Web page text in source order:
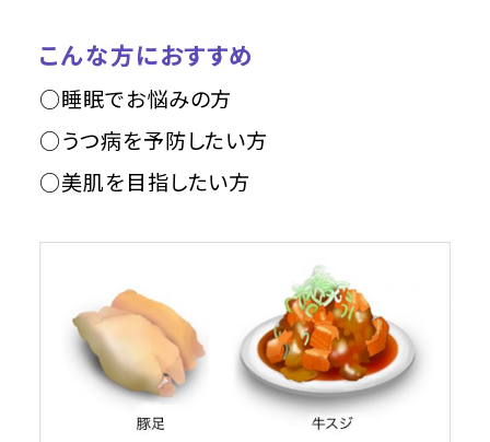
こんな方におすすめ
○睡眠でお悩みの方
○うつ病を予防したい方
○美肌を目指したい方